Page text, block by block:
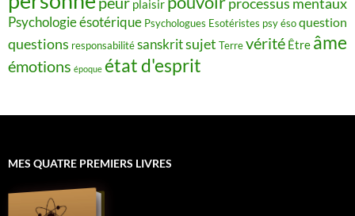
plaisir
Psychologie ésotérique Psychologues Esotéristes psy ésoquestion
questions responsabilitésanskritsujet Terrevérité Être âme
émotions époque état d'esprit
MES QUATRE PREMIERS LIVRES